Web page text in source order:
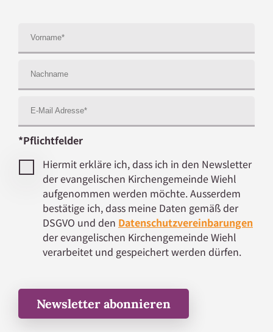
*Pflichtfelder
Hiermit erkläre ich, dass ich in den Newsletter
der evangelischen Kirchengemeinde Wiehl
aufgenommen werden möchte. Ausserdem
bestätige ich, dass meine Daten gemäß der
DSGVO und den Datenschutzvereinbarungen
der evangelischen Kirchengemeinde Wiehl
verarbeitet und gespeichert werden dürfen.
Newsletter abonnieren